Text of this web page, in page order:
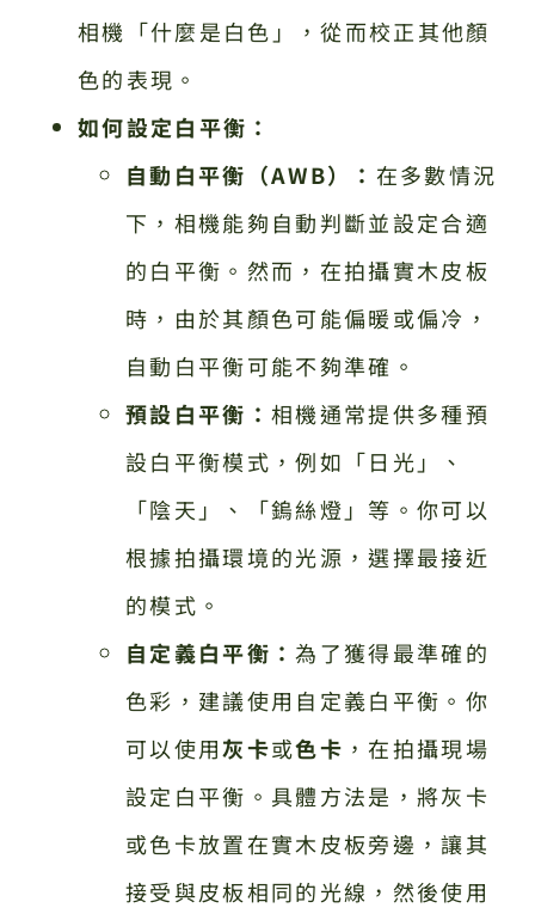
相機「什麼是白色」，從而校正其他顏
色的表現。
如何設定白平衡：
自動白平衡（AWB）： 在多數情況
下，相機能夠自動判斷並設定合適
的白平衡。然而，在拍攝實木皮板
時，由於其顏色可能偏暖或偏冷，
自動白平衡可能不夠準確。
預設白平衡：相機通常提供多種預
設白平衡模式，例如「日光」、
「陰天」、「鎢絲燈」等。你可以
根據拍攝環境的光源，選擇最接近
的模式。
自定義白平衡：為了獲得最準確的
色彩，建議使用自定義白平衡。你
可以使用灰卡或色卡 ，在拍攝現場
設定白平衡。具體方法是，將灰卡
或色卡放置在實木皮板旁邊，讓其
接受與皮板相同的光線，然後使用